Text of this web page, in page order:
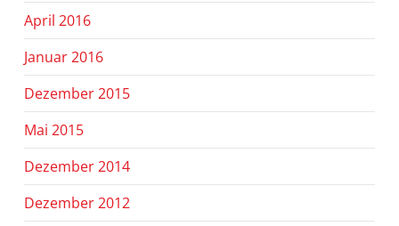
April 2016
Januar 2016
Dezember 2015
Mai 2015
Dezember 2014
Dezember 2012